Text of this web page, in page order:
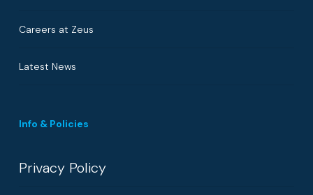
Careers at Zeus
Latest News
Info & Policies
Privacy Policy